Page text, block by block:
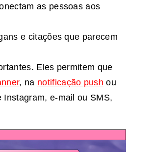
as pessoas aos
e citações que parecem
Eles permitem que
, na notificação push ou
Instagram, e-mail ou SMS,